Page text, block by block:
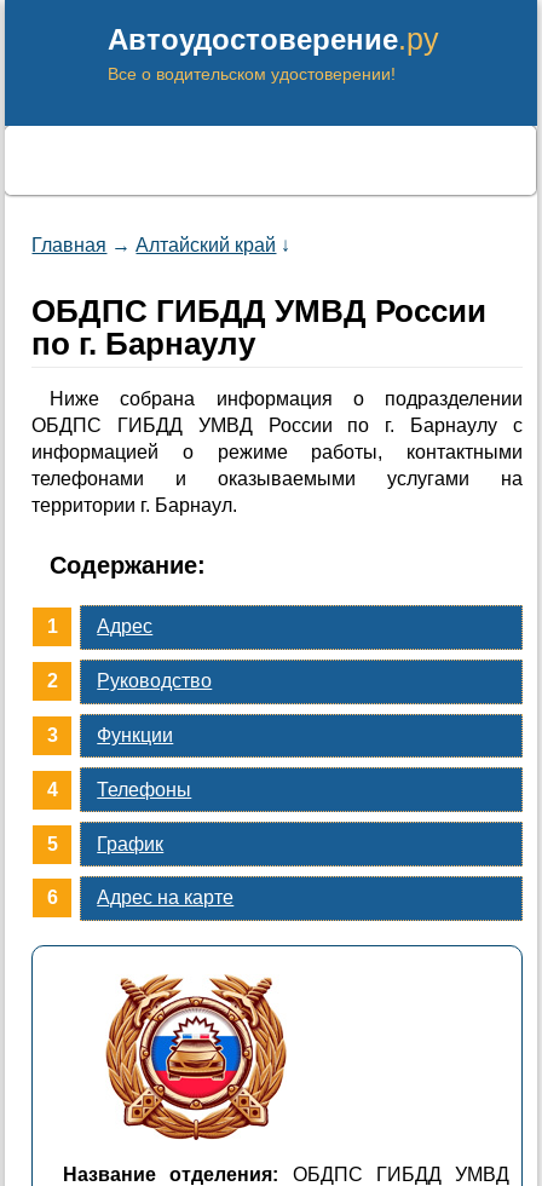
Автоудостоверение.ру
Все о водительском удостоверении!
Главная →Алтайский край ↓
ОБДПС ГИБДД УМВД России
по г. Барнаулу
Ниже собрана информация о подразделении
ОБДПС ГИБДД УМВД России по г. Барнаулу с
информацией о режиме работы, контактными
телефонами и оказываемыми услугами на
территории г. Барнаул.
Содержание:
Адрес
Руководство
Функции
Телефоны
График
Адрес на карте
Название отделения: ОБДПС ГИБДД УМВД